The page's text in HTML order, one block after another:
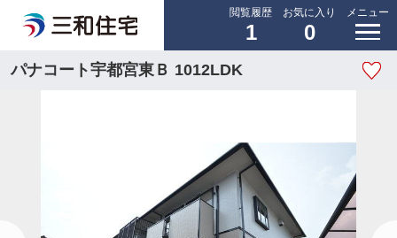
閲覧履歴
1
お気に入り
0
メニュー
パナコート宇都宮東Ｂ 1012LDK